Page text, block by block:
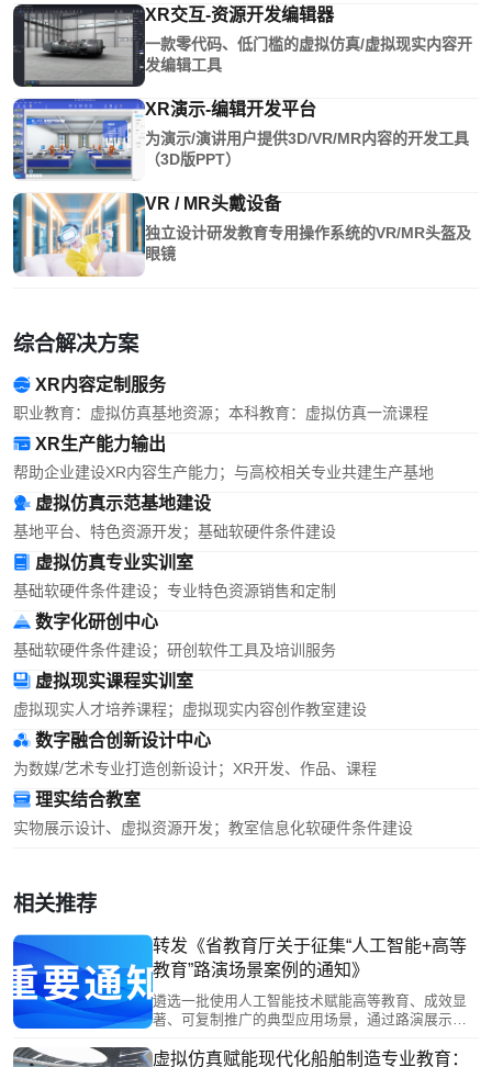
XR交互-资源开发编辑器
一款零代码、低门槛的虚拟仿真/虚拟现实内容开
发编辑工具
XR演示-编辑开发平台
为演示/演讲用户提供3D/VR/MR内容的开发工具
（3D版PPT）
VR / MR头戴设备
独立设计研发教育专用操作系统的VR/MR头盔及
眼镜
综合解决方案
XR内容定制服务
职业教育：虚拟仿真基地资源；本科教育：虚拟仿真一流课程
XR生产能力输出
帮助企业建设XR内容生产能力；与高校相关专业共建生产基地
虚拟仿真示范基地建设
基地平台、特色资源开发；基础软硬件条件建设
虚拟仿真专业实训室
基础软硬件条件建设；专业特色资源销售和定制
数字化研创中心
基础软硬件条件建设；研创软件工具及培训服务
虚拟现实课程实训室
虚拟现实人才培养课程；虚拟现实内容创作教室建设
数字融合创新设计中心
为数媒/艺术专业打造创新设计；XR开发、作品、课程
理实结合教室
实物展示设计、虚拟资源开发；教室信息化软硬件条件建设
相关推荐
转发《省教育厅关于征集“人工智能+高等
教育”路演场景案例的通知》
遴选一批使用人工智能技术赋能高等教育、成效显
著、可复制推广的典型应用场景，通过路演展示、
能赋能我省高等教育改革发展。
虚拟仿真赋能现代化船舶制造专业教育：